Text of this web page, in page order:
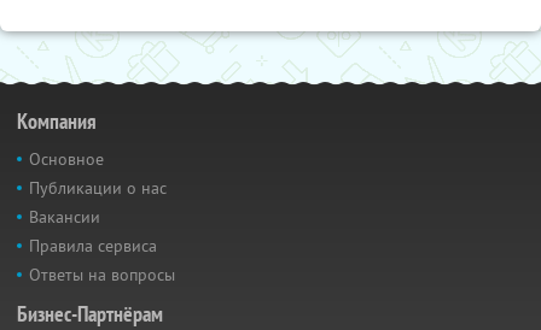
Компания
Основное
Публикации о нас
Вакансии
Правила сервиса
Ответы на вопросы
Бизнес-Партнёрам